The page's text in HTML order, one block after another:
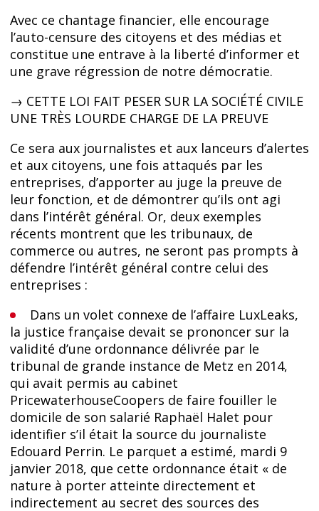
Avec ce chantage financier, elle encourage
l’auto-censure des citoyens et des médias et
constitue une entrave à la liberté d’informer et
une grave régression de notre démocratie.
→ CETTE LOI FAIT PESER SUR LA SOCIÉTÉ CIVILE
UNE TRÈS LOURDE CHARGE DE LA PREUVE
Ce sera aux journalistes et aux lanceurs d’alertes
et aux citoyens, une fois attaqués par les
entreprises, d’apporter au juge la preuve de
leur fonction, et de démontrer qu’ils ont agi
dans l’intérêt général. Or, deux exemples
récents montrent que les tribunaux, de
commerce ou autres, ne seront pas prompts à
défendre l’intérêt général contre celui des
entreprises :
Dans un volet connexe de l’affaire LuxLeaks,
la justice française devait se prononcer sur la
validité d’une ordonnance délivrée par le
tribunal de grande instance de Metz en 2014,
qui avait permis au cabinet
PricewaterhouseCoopers de faire fouiller le
domicile de son salarié Raphaël Halet pour
identifier s’il était la source du journaliste
Edouard Perrin. Le parquet a estimé, mardi 9
janvier 2018, que cette ordonnance était « de
nature à porter atteinte directement et
indirectement au secret des sources des